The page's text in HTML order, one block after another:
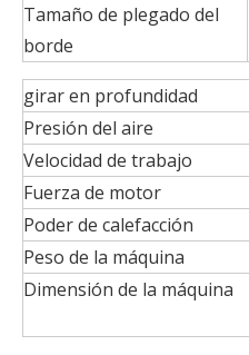
Tamaño de plegado del
borde
girar en profundidad
Presión del aire
Velocidad de trabajo
Fuerza de motor
Poder de calefacción
Peso de la máquina
Dimensión de la máquina